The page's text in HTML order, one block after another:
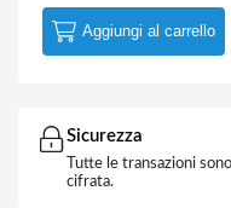
Aggiungi al carrello
Sicurezza
Tutte le transazioni
cifrata.